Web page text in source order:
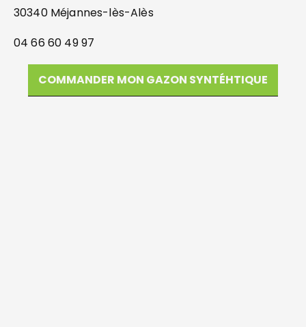
30340 Méjannes-lès-Alès
04 66 60 49 97
COMMANDER MON GAZON SYNTÉHTIQUE